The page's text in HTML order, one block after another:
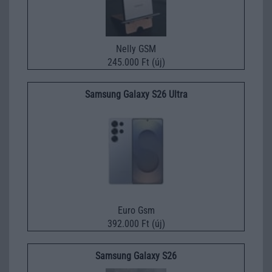
Nelly GSM
245.000 Ft (új)
Samsung Galaxy S26 Ultra
Euro Gsm
392.000 Ft (új)
Samsung Galaxy S26